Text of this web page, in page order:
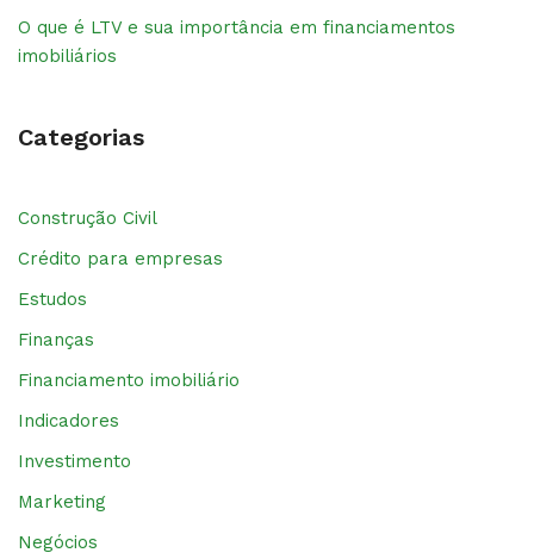
O que é LTV e sua importância em financiamentos
imobiliários
Categorias
Construção Civil
Crédito para empresas
Estudos
Finanças
Financiamento imobiliário
Indicadores
Investimento
Marketing
Negócios